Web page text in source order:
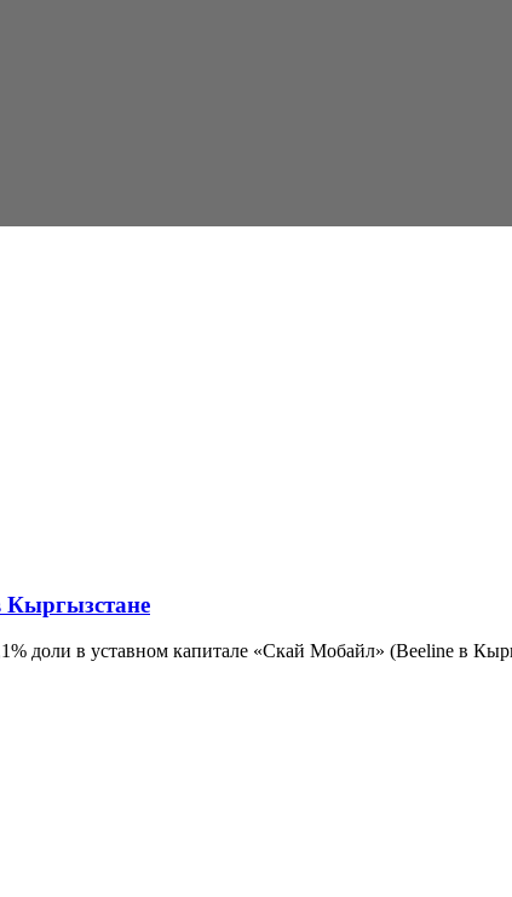
Кыргызстане
доли в уставном капитале «Скай Мобайл» (Beeline в